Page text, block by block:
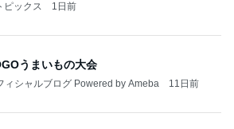
ピックス 1日前
うまいもの大会
ィシャルブログ Powered by Ameba 11日前